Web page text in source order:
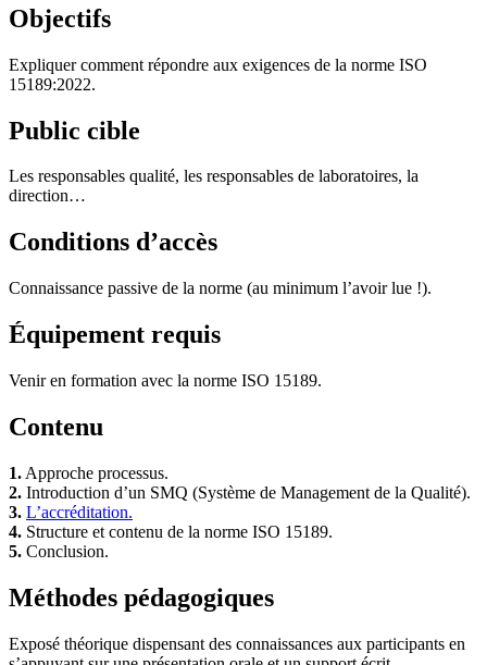
Objectifs
Expliquer comment répondre aux exigences de la norme ISO
15189:2022.
Public cible
Les responsables qualité, les responsables de laboratoires, la
direction…
Conditions d’accès
Connaissance passive de la norme (au minimum l’avoir lue !).
Équipement requis
Venir en formation avec la norme ISO 15189.
Contenu
1. Approche processus.
2. Introduction d’un SMQ (Système de Management de la Qualité).
3. L’accréditation.
4. Structure et contenu de la norme ISO 15189.
5. Conclusion.
Méthodes pédagogiques
Exposé théorique dispensant des connaissances aux participants en